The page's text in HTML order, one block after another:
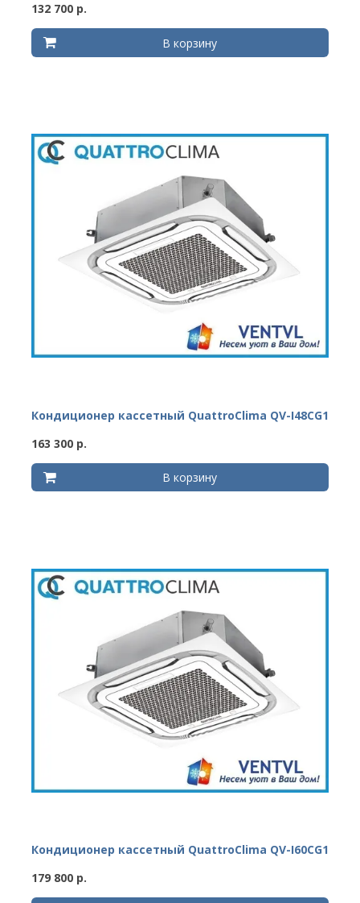
132 700 р.
В корзину
Кондиционер кассетный QuattroClima QV-I48CG1
163 300 р.
В корзину
Кондиционер кассетный QuattroClima QV-I60CG1
179 800 р.